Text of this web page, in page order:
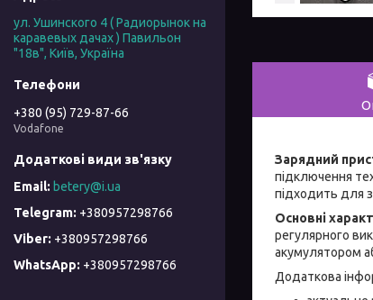
Зарядний
підключення
підходить для
Основні
регулярного
акумулятором
Додаткова
ул. Ушинского 4 ( Радиорынок на
каравевых дачах ) Павильон
"18в", Київ, Україна
+380 (95) 729-87-66
Vodafone
betery@i.ua
+380957298766
+380957298766
+380957298766